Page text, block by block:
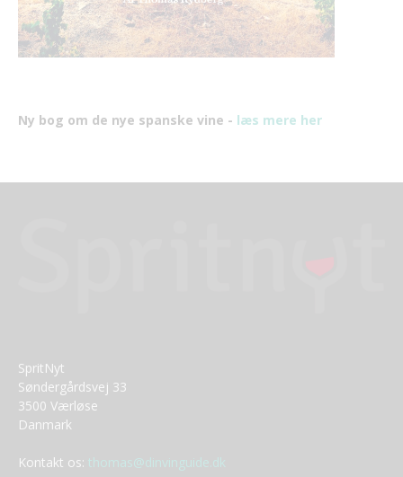
Ny bog om de nye spanske vine - læs mere her
SpritNyt
Søndergårdsvej 33
3500 Værløse
Danmark
Kontakt os: